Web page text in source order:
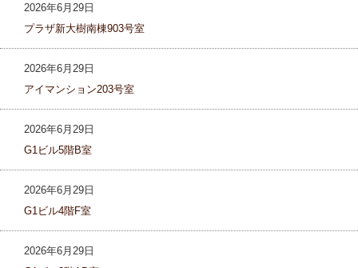
2026年6月29日
プラザ新大樹南棟903号室
2026年6月29日
アイマンション203号室
2026年6月29日
G1ビル5階B室
2026年6月29日
G1ビル4階F室
2026年6月29日